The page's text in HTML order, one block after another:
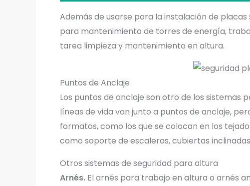
Además de usarse para la instalación de
para mantenimiento de torres de energía,
tarea limpieza y mantenimiento en altura.
Puntos de Anclaje
Los puntos de anclaje son otro de los sistemas
líneas de vida van junto a puntos de anclaje,
formatos, como los que se colocan en los
como soporte de escaleras, cubiertas
Otros sistemas de seguridad para altura
Arnés. El arnés para trabajo en altura o arnés